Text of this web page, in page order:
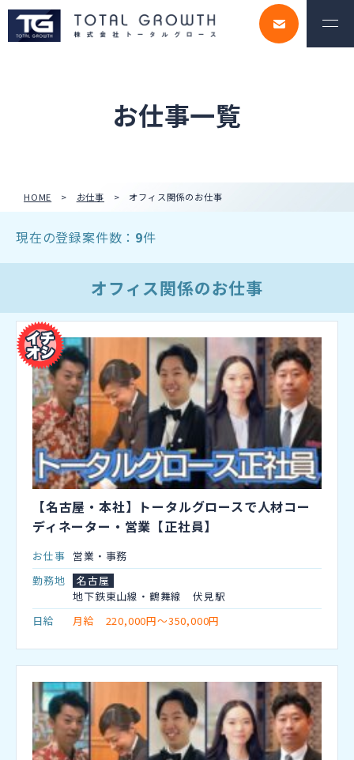
お仕事一覧
HOME お仕事 オフィス関係のお仕事
現在の登録案件数： 9件
オフィス関係のお仕事
【名古屋・本社】トータルグロースで人材コー
ディネーター・営業【正社員】
お仕事 営業・事務
勤務地
名古屋
地下鉄東山線・鶴舞線 伏見駅
日給
月給 220,000円～350,000円